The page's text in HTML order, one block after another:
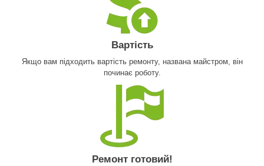
Вартість
Якщо вам підходить вартість ремонту, названа майстром, він
починає роботу.
Ремонт готовий!